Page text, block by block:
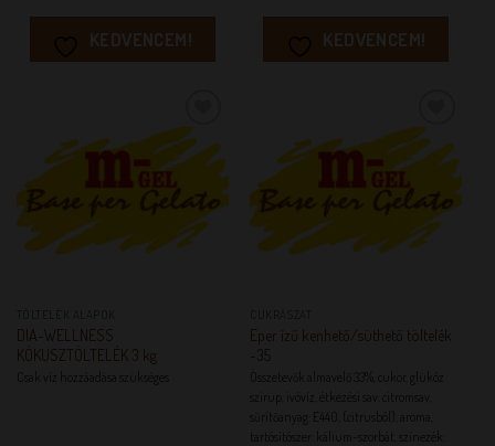
KEDVENCEM! KEDVENCEM!
KEDVENCEM!
DIA-WELLNESS
KÓKUSZTÖLTELÉK 3 kg
Csak víz hozzáadása szükséges
KEDVENCEM!
Eper ízű kenhető/süthető töltelék
-35
Összetevők almavelő 33%, cukor, glükóz
szirup, ivóvíz, étkezési sav: citromsav,
sűrítőanyag: E440, (citrusból), aroma,
tartósítószer: kálium-szorbát, színezék: